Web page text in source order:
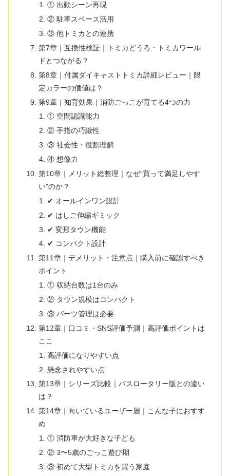
① 出動シーン再現
② 駐車スペース活用
③ 他トミカとの連携
第7章｜互換性検証｜トミカどうろ・トミカワール
ドとつながる？
第8章｜付属ダイキャストトミカ詳細レビュー｜限
定カラーの価値は？
第9章｜知育効果｜消防ごっこが育てる4つの力
① 空間認識能力
② 手指の巧緻性
③ 社会性・役割理解
④ 想像力
第10章｜メリット総整理｜なぜ“買って満足しやす
い”のか？
✔ オールインワン設計
✔ はしご伸縮ギミック
✔ 変形タウン機能
✔ コンパクト設計
第11章｜デメリット・注意点｜購入前に確認すべき
ポイント
① 収納台数は1台のみ
② タウン規模はコンパクト
③ パーツ管理は必要
第12章｜口コミ・SNS評価予測｜高評価ポイントは
ここ
高評価になりやすい点
懸念されやすい点
第13章｜シリーズ比較｜バスロータリー版との違い
は？
第14章｜向いているユーザー層｜こんな子におすす
め
① 消防車が大好きな子ども
② 3〜5歳のごっこ遊び期
③ 初めて大型トミカを買う家庭